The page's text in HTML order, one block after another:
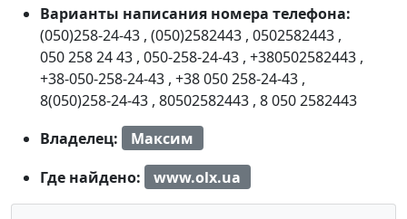
Варианты написания номера телефона:
(050)258-24-43 , (050)2582443 , 0502582443 ,
050 258 24 43 , 050-258-24-43 , +380502582443 ,
+38-050-258-24-43 , +38 050 258-24-43 ,
8(050)258-24-43 , 80502582443 , 8 050 2582443
Владелец:
Максим
Где найдено:
www.olx.ua